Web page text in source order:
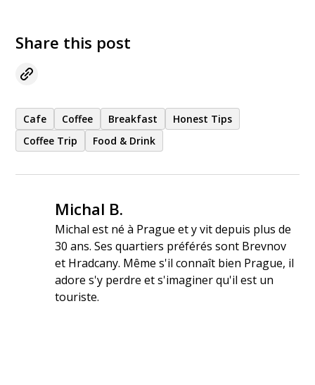
Share this post
Cafe Coffee Breakfast
Honest Tips
Coffee Trip
Food & Drink
Michal B.
Michal est né à Prague et y vit depuis plus de
30 ans. Ses quartiers préférés sont Brevnov
et Hradcany. Même s'il connaît bien Prague, il
adore s'y perdre et s'imaginer qu'il est un
touriste.